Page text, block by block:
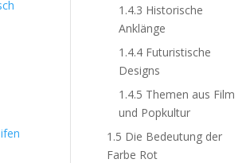
1.4.3 Historische
Anklänge
1.4.4 Futuristische
Designs
1.4.5 Themen aus Film
und Popkultur
1.5 Die Bedeutung der
Farbe Rot